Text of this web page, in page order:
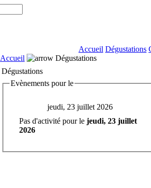
Accueil Dégustations
Accueil
Dégustations
Dégustations
Evènements pour le
jeudi, 23 juillet 2026
Pas d'activité pour le jeudi, 23 juillet
2026